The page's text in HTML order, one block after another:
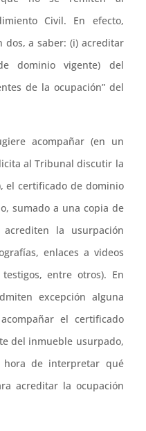
Civil. En efecto,
dos, a saber: (i) acreditar
dominio vigente) del
de la ocupación” del
acompañar (en un
al Tribunal discutir la
el certificado de dominio
sumado a una copia de
la usurpación
enlaces a videos
entre otros). En
excepción alguna
el certificado
del inmueble usurpado,
de interpretar qué
acreditar la ocupación